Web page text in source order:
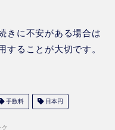
きに不安がある場合は
することが大切です。
手数料 日本円